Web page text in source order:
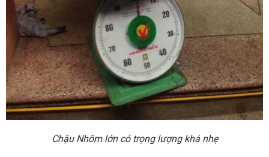
Chậu Nhôm lớn có trọng lượng khá nhẹ